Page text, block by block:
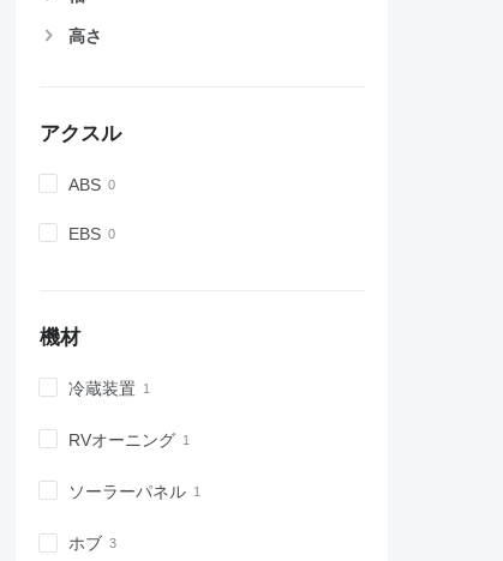
高さ
アクスル
ABS
EBS
機材
冷蔵装置
RVオーニング
ソーラーパネル
ホブ